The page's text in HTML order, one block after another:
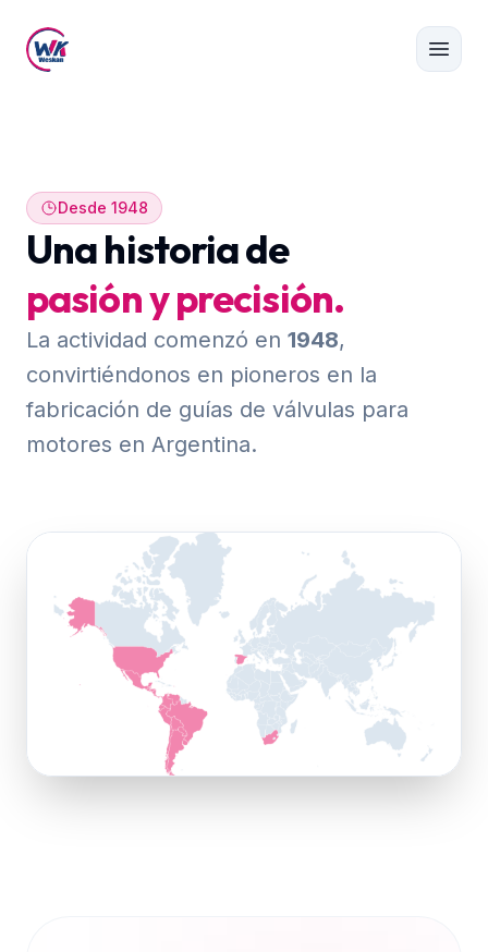
Desde 1948
Una historia de
pasión y precisión.
La actividad comenzó en 1948,
convirtiéndonos en pioneros en la
fabricación de guías de válvulas para
motores en Argentina.